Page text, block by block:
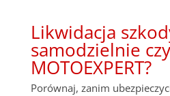
Likwidacja
samodzielnie
MOTOEXPERT?
Porównaj, zanim